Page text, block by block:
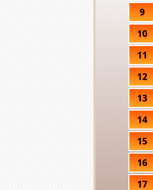
9
10
11
12
13
14
15
16
17